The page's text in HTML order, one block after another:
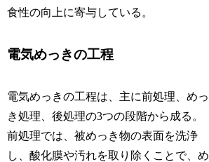
食性の向上に寄与している。
電気めっきの工程
電気めっきの工程は、主に前処理、めっ
き処理、後処理の3つの段階から成る。
前処理では、被めっき物の表面を洗浄
し、酸化膜や汚れを取り除くことで、め